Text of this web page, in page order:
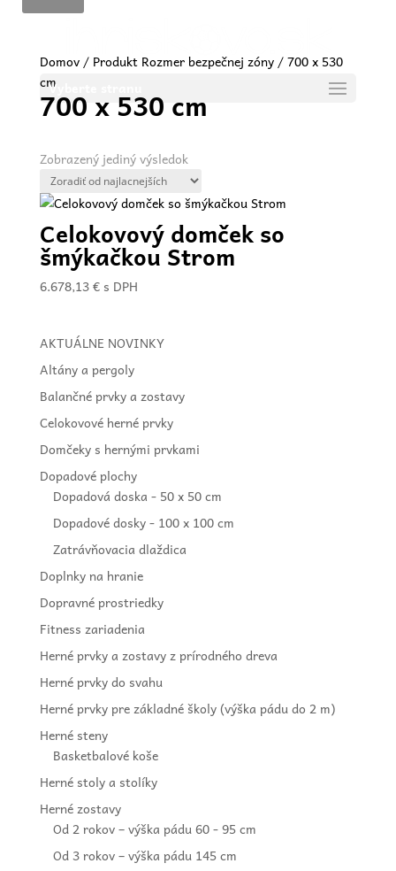
Vyberte stranu
Domov/ Produkt Rozmer bezpečnej zóny / 700 x 530
cm
700 x 530 cm
Zobrazený jediný výsledok
Celokovový domček so
šmýkačkou Strom
6.678,13€ s DPH
AKTUÁLNE NOVINKY
Altány a pergoly
Balančné prvky a zostavy
Celokovové herné prvky
Domčeky s hernými prvkami
Dopadové plochy
Dopadová doska - 50 x 50 cm
Dopadové dosky - 100 x 100 cm
Zatrávňovacia dlaždica
Doplnky na hranie
Dopravné prostriedky
Fitness zariadenia
Herné prvky a zostavy z prírodného dreva
Herné prvky do svahu
Herné prvky pre základné školy (výška pádu do 2 m)
Herné steny
Basketbalové koše
Herné stoly a stolíky
Herné zostavy
Od 2 rokov – výška pádu 60 - 95 cm
Od 3 rokov – výška pádu 145 cm